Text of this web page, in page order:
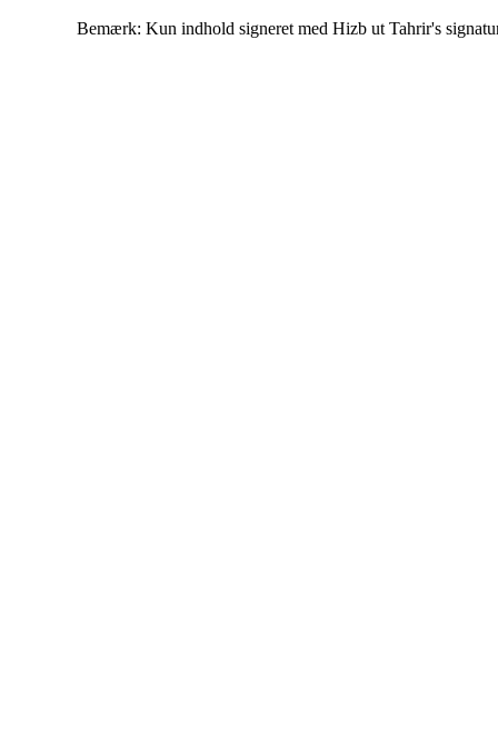
Bemærk: Kun indhold signeret med Hizb ut Tahrir's